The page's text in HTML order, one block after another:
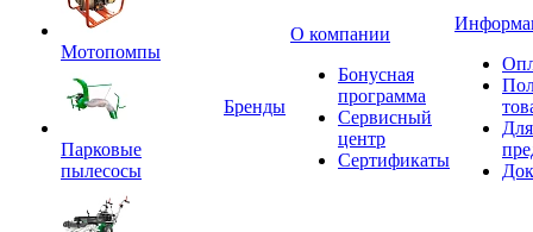
Мотопомпы
Парковые
пылесосы
Бренды
О компании
Бонусная
программа
Сервисный
центр
Сертификаты
Для